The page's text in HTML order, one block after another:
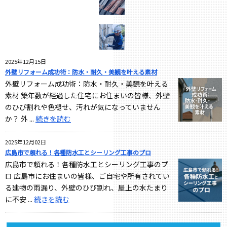
2025年12月15日
外壁リフォーム成功術：防水・耐久・美観を叶える素材
外壁リフォーム成功術：防水・耐久・美観を叶える
素材 築年数が経過した住宅にお住まいの皆様、外壁
のひび割れや色褪せ、汚れが気になっていません
か？ 外 ... 続きを読む
2025年12月02日
広島市で頼れる！各種防水工とシーリング工事のプロ
広島市で頼れる！各種防水工とシーリング工事のプ
ロ 広島市にお住まいの皆様、ご自宅や所有されてい
る建物の雨漏り、外壁のひび割れ、屋上の水たまり
に不安 ... 続きを読む